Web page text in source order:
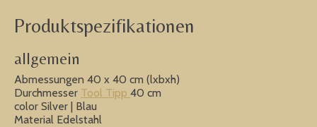
Produktspezifikationen
allgemein
Abmessungen 40 x 40 cm (lxbxh)
Durchmesser Tool Tipp 40 cm
color Silver | Blau
Material Edelstahl